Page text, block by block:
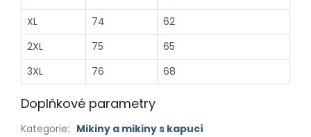
XL
74
62
2XL
75
65
3XL
76 68
Doplňkové parametry
Kategorie: Mikiny a mikiny s kapucí